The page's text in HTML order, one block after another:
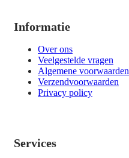
Informatie
Over ons
Veelgestelde vragen
Algemene voorwaarden
Verzendvoorwaarden
Privacy policy
Services